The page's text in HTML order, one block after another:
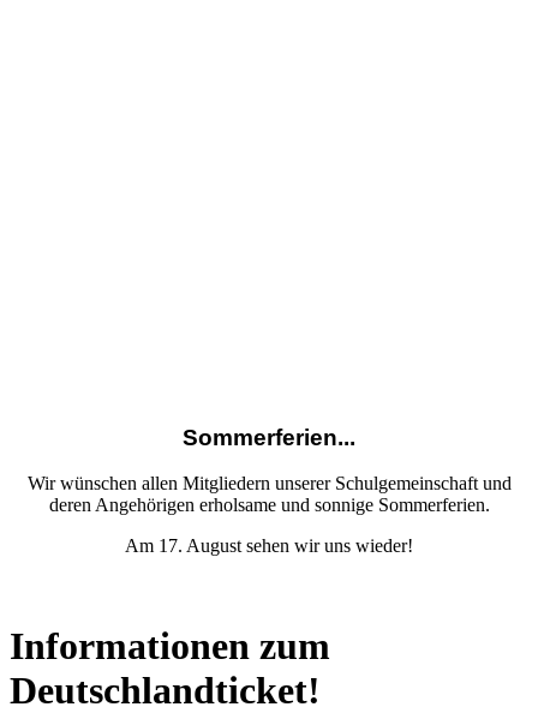
Sommerferien...
Wir wünschen allen Mitgliedern unserer Schulgemeinschaft und
deren Angehörigen erholsame und sonnige Sommerferien.
Am 17. August sehen wir uns wieder!
Informationen zum
Deutschlandticket!